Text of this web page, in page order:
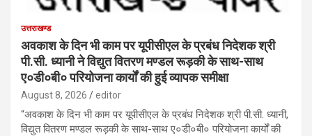
उत्तराखण्ड
अवकाश के दिन भी काम पर यूपीसीएल के प्रबंध निदेशक श्री
पी.सी. ध्यानी ने विद्युत वितरण मण्डल रूड़की के साथ-साथ
ए०डी०बी० परियोजना कार्यों की हुई व्यापक समीक्षा
August 8, 2026 editor
“अवकाश के दिन भी काम पर यूपीसीएल के प्रबंध निदेशक श्री पी.सी. ध्यानी,
विद्युत वितरण मण्डल रूड़की के साथ-साथ ए०डी०बी० परियोजना कार्यों की